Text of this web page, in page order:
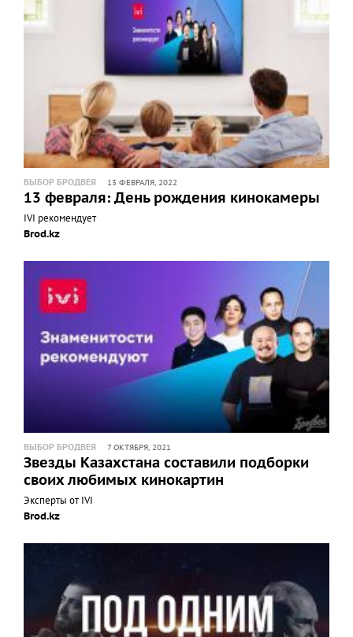
ВЫБОР БРОДВЕЯ 13 ФЕВРАЛЯ, 2022
13 февраля: День рождения кинокамеры
IVI рекомендует
Brod.kz
ВЫБОР БРОДВЕЯ 7 ОКТЯБРЯ, 2021
Звезды Казахстана составили подборки
своих любимых кинокартин
Эксперты от IVI
Brod.kz